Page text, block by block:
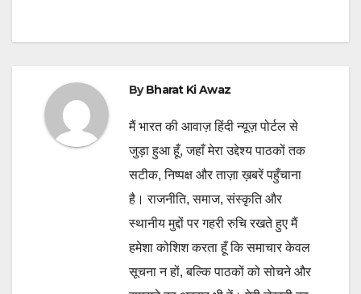
ByBharat Ki Awaz
मैं भारत की आवाज़ हिंदी न्यूज़ पोर्टल से
जुड़ा हुआ हूँ, जहाँ मेरा उद्देश्य पाठकों तक
सटीक, निष्पक्ष और ताज़ा ख़बरें पहुँचाना
है। राजनीति, समाज, संस्कृति और
स्थानीय मुद्दों पर गहरी रुचि रखते हुए मैं
हमेशा कोशिश करता हूँ कि समाचार केवल
सूचना न हों, बल्कि पाठकों को सोचने और